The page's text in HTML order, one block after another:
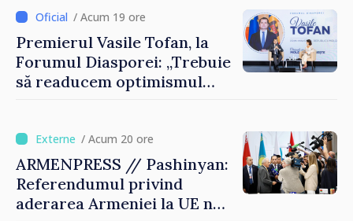
reparație/ Acum 19 ore
Premierul Vasile Tofan, la
Forumul Diasporei: „Trebuie
să readucem optimismul
direcția corectă”
/ Acum 20 ore
ARMENPRESS // Pashinyan:
Referendumul privind
aderarea Armeniei la UE nu